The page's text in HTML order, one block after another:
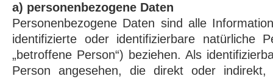
a) personenbezogene Daten
Personenbezogene Daten sind alle
identifizierte oder identifizierbare natürliche
„betroffene Person“) beziehen. Als
Person angesehen, die direkt oder indirekt,